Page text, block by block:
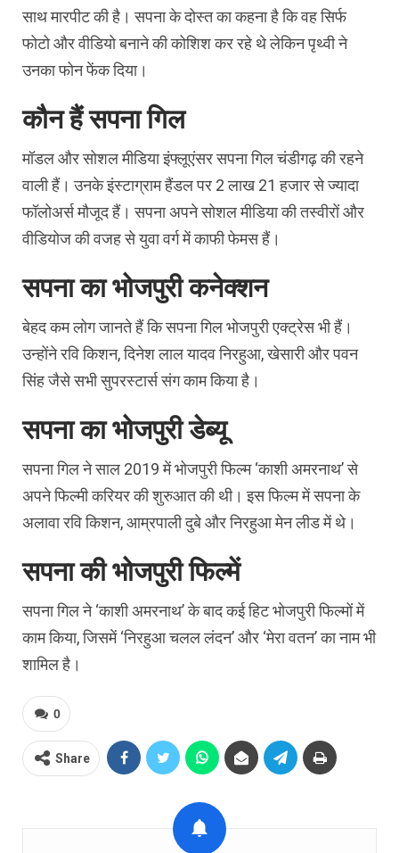
साथ मारपीट की है। सपना के दोस्त का कहना है कि वह सिर्फ
फोटो और वीडियो बनाने की कोशिश कर रहे थे लेकिन पृथ्वी ने
उनका फोन फेंक दिया।
कौन हैं सपना गिल
मॉडल और सोशल मीडिया इंफ्लूएंसर सपना गिल चंडीगढ़ की रहने
वाली हैं। उनके इंस्टाग्राम हैंडल पर 2 लाख 21 हजार से ज्यादा
फॉलोअर्स मौजूद हैं। सपना अपने सोशल मीडिया की तस्वीरों और
वीडियोज की वजह से युवा वर्ग में काफी फेमस हैं।
सपना का भोजपुरी कनेक्शन
बेहद कम लोग जानते हैं कि सपना गिल भोजपुरी एक्ट्रेस भी हैं।
उन्होंने रवि किशन, दिनेश लाल यादव निरहुआ, खेसारी और पवन
सिंह जैसे सभी सुपरस्टार्स संग काम किया है।
सपना का भोजपुरी डेब्यू
सपना गिल ने साल 2019 में भोजपुरी फिल्म ‘काशी अमरनाथ’ से
अपने फिल्मी करियर की शुरुआत की थी। इस फिल्म में सपना के
अलावा रवि किशन, आम्रपाली दुबे और निरहुआ मेन लीड में थे।
सपना की भोजपुरी फिल्में
सपना गिल ने ‘काशी अमरनाथ’ के बाद कई हिट भोजपुरी फिल्मों में
काम किया, जिसमें ‘निरहुआ चलल लंदन’ और ‘मेरा वतन’ का नाम भी
शामिल है।
0
Share